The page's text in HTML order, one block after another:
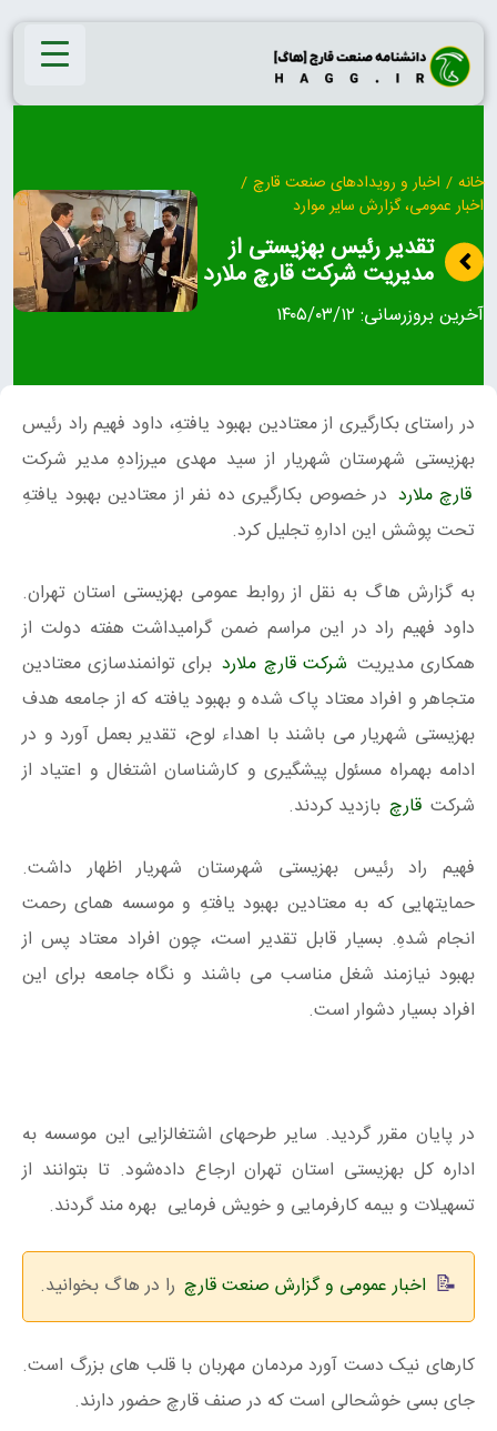
Skip
content
خانه / اخبار و رویدادهای صنعت قارچ /
اخبار عمومی، گزارش سایر موارد
تقدیر رئیس بهزیستی از
مدیریت شرکت قارچ ملارد
آخرین بروزرسانی: ۱۴۰۵/۰۳/۱۲
در راستای بکارگیری از معتادین بهبود یافتهِ، داود فهیم راد رئیس
بهزیستی شهرستان شهریار از سید مهدی میرزادهِ مدیر شرکت
قارچ ملارد در خصوص بکارگیری ده نفر از معتادین بهبود یافتهِ
تحت پوشش این ادارهِ تجلیل کرد.
به گزارش هاگ به نقل از روابط عمومی بهزیستی استان تهران.
داود فهیم راد در این مراسم ضمن گرامیداشت هفته دولت از
همکاری مدیریت شرکت قارچ ملارد برای توانمندسازی معتادین
متجاهر و افراد معتاد پاک شده و بهبود یافته که از جامعه هدف
بهزیستی شهریار می باشند با اهداء لوح، تقدیر بعمل آورد و در
ادامه بهمراه مسئول پیشگیری و کارشناسان اشتغال و اعتیاد از
شرکت قارچ بازدید کردند.
فهیم راد رئیس بهزیستی شهرستان شهریار اظهار داشت.
حمایتهایی که به معتادین بهبود یافتهِ و موسسه همای رحمت
انجام شدهِ. بسیار قابل تقدیر است، چون افراد معتاد پس از
بهبود نیازمند شغل مناسب می باشند و نگاه جامعه برای این
افراد بسیار دشوار است.
در پایان مقرر گردید. سایر طرحهای اشتغالزایی این موسسه به
اداره کل بهزیستی استان تهران ارجاع داده‌شود. تا بتوانند از
تسهیلات و بیمه کارفرمایی و خویش فرمایی بهره مند گردند.
اخبار عمومی و گزارش صنعت قارچ را در هاگ بخوانید.
کارهای نیک دست آورد مردمان مهربان با قلب های بزرگ است.
جای بسی خوشحالی است که در صنف قارچ حضور دارند.